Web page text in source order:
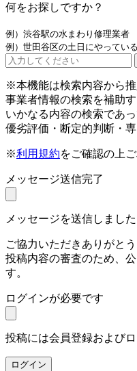
何をお探しですか？
例）渋谷駅の水まわり修理業者
例）世田谷区の土日にやってい
※本機能は検索内容から推
事業者情報の検索を補助す
いかなる内容の検索であ
優劣評価・断定的判断・
※利用規約をご確認の上
メッセージ送信完了
メッセージを送信しました
ご協力いただきありがとう
投稿内容の審査のため、
す。
ログインが必要です
投稿には会員登録および
ログイン